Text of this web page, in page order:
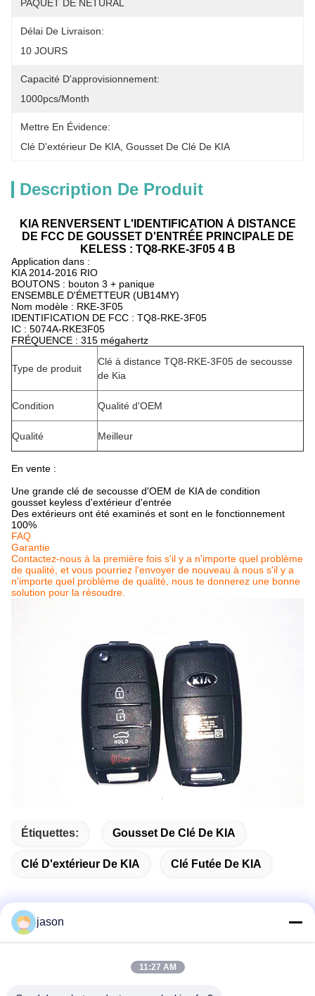
PAQUET DE NETURAL
Délai De Livraison:
10 JOURS
Capacité D'approvisionnement:
1000pcs/month
Mettre En Évidence:
Clé D'extérieur De KIA Gousset De Clé De KIA
Description De Produit
KIA RENVERSENT L'IDENTIFICATION À DISTANCE
DE FCC DE GOUSSET D'ENTRÉE PRINCIPALE DE
KELESS : TQ8-RKE-3F05 4 B
Application dans :
KIA 2014-2016 RIO
BOUTONS : bouton 3 + panique
ENSEMBLE D'ÉMETTEUR (UB14MY)
Nom modèle : RKE-3F05
IDENTIFICATION DE FCC : TQ8-RKE-3F05
IC : 5074A-RKE3F05
FRÉQUENCE : 315 mégahertz
Type de produit
Clé à distance TQ8-RKE-3F05 de secousse
de Kia
Condition Qualité d'OEM
Qualité Meilleur
En vente :
Une grande clé de secousse d'OEM de KIA de condition
gousset keyless d'extérieur d'entrée
Des extérieurs ont été examinés et sont en le fonctionnement
100%
FAQ
Garantie
Contactez-nous à la première fois s'il y a n'importe quel problème
de qualité, et vous pourriez l'envoyer de nouveau à nous s'il y a
n'importe quel problème de qualité, nous te donnerez une bonne
solution pour la résoudre.
Étiquettes: Gousset De Clé De KIA
Clé D'extérieur De KIA Clé Futée De KIA
jason
11:27 AM